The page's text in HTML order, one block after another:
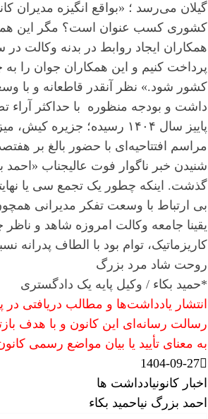
گیلان می‌رسد ؛ «بواقع انگیزه مدیران
کشوری کسب عنوان است؟ مگر این
همکاران ایجاد روابط در بدنه وکالت
پرداخت کنیم و این همکاران جوان را
کشور شود.» نظر آنقدر قاطعانه و با
داشت و بودجه منظوره با حداکثر آراء
پاییز سال ۱۴۰۴ رسیده؛ جزیره کیش، میزبان هشتمین دوره المپیاد ورزشی وکلای کشور است.
مراسم افتتاحیه‌ای با حضور بالغ بر
شنیدن خبر ناگوار فوت عالیجناب
گذشت. اینکه چطور یک تجمع سی یا
بی ارتباط با وسعت تفکر مدیرانی
یقینا جامعه وکالت امروزه شاهد و
کاریزماتیک، توام بود با الطاف پدرانه
روحت شاد مرد بزرگ
*حمید بکاء / وکیل پایه یک دادگستری
انتشار یادداشت‌ها و مطالب دریافتی
رسالت رسانه‌ای این کانون و با هدف
به معنای تأیید یا بیان مواضع رسمی
1404-09-27
اخبار کانونیادداشت ها
احمد بزرگ نیاحمید بکاء